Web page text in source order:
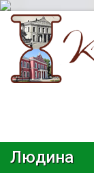
Людина